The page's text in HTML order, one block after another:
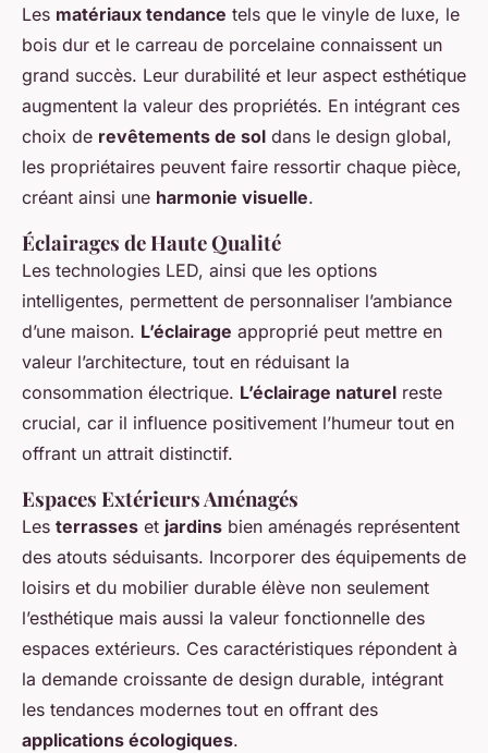
Les matériaux tendance tels que le vinyle de luxe, le
bois dur et le carreau de porcelaine connaissent un
grand succès. Leur durabilité et leur aspect esthétique
augmentent la valeur des propriétés. En intégrant ces
choix de revêtements de sol dans le design global,
les propriétaires peuvent faire ressortir chaque pièce,
créant ainsi une harmonie visuelle.
Éclairages de Haute Qualité
Les technologies LED, ainsi que les options
intelligentes, permettent de personnaliser l’ambiance
d’une maison. L’éclairage approprié peut mettre en
valeur l’architecture, tout en réduisant la
consommation électrique. L’éclairage naturel reste
crucial, car il influence positivement l’humeur tout en
offrant un attrait distinctif.
Espaces Extérieurs Aménagés
Les terrasses et jardins bien aménagés représentent
des atouts séduisants. Incorporer des équipements de
loisirs et du mobilier durable élève non seulement
l’esthétique mais aussi la valeur fonctionnelle des
espaces extérieurs. Ces caractéristiques répondent à
la demande croissante de design durable, intégrant
les tendances modernes tout en offrant des
applications écologiques.